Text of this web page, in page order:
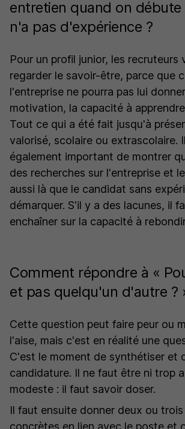
entretien quand on
n'a pas d'expérience ?
Pour un profil junior, les
regarder le savoir-être, parce que
l'entreprise ne pourra pas lui
motivation, la capacité à
Tout ce qui a été fait jusqu'à
valorisé, scolaire ou extrascolaire.
également important de montrer
des recherches sur l'entreprise et
aussi là que le candidat sans
démarquer. S'il y a des lacunes, il
enchaîner sur la capacité à
Comment répondre à «
et pas quelqu'un d'autre ?
Cette question peut faire peur ou
l'aise, mais c'est en réalité une
C'est le moment de synthétiser et
candidature. Il ne faut être ni trop
modeste : il faut savoir doser.
Il faut ensuite donner deux ou trois
concrètes en lien avec le poste et